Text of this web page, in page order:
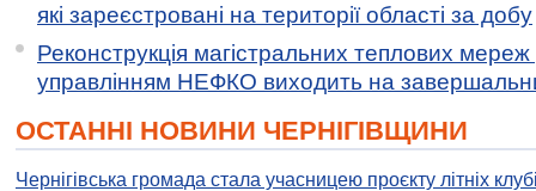
які зареєстровані на території області за добу
Реконструкція магістральних теплових мереж
управлінням НЕФКО виходить на
ОСТАННІ НОВИНИ ЧЕРНІГІВЩИНИ
Чернігівська громада стала учасницею проєкту літніх